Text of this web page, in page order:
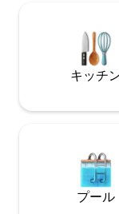
せんが、お子様
キッチ
プール